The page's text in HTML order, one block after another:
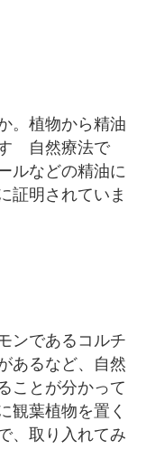
。植物から精油
自然療法で
ルなどの精油に
証明されていま
ンであるコルチ
あるなど、自然
ことが分かって
観葉植物を置く
、取り入れてみ